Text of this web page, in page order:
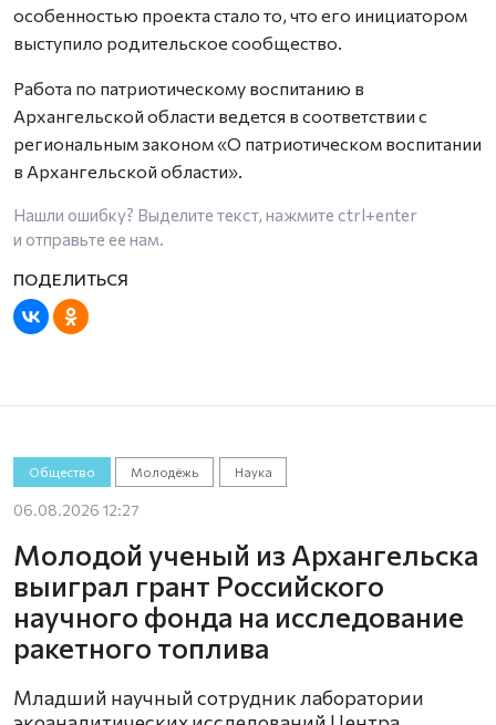
особенностью проекта стало то, что его инициатором
выступило родительское сообщество.
Работа по патриотическому воспитанию в
Архангельской области ведется в соответствии с
региональным законом «О патриотическом воспитании
в Архангельской области».
Нашли ошибку? Выделите текст, нажмите ctrl+enter
и отправьте ее нам.
Общество Молодёжь Наука
06.08.2026 12:27
Молодой ученый из Архангельска
выиграл грант Российского
научного фонда на исследование
ракетного топлива
Младший научный сотрудник лаборатории